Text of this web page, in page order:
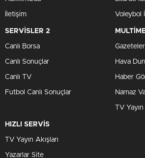
İletişim Voleybol
SERVİSLER 2
Canlı Borsa
Canlı Sonuçlar
Canlı TV
Futbol Canlı Sonuçlar
Gazeteler
Hava
Haber
Namaz
TV Yayın
HIZLI SERVİS
TV Yayın Akışları
Yazarlar Site